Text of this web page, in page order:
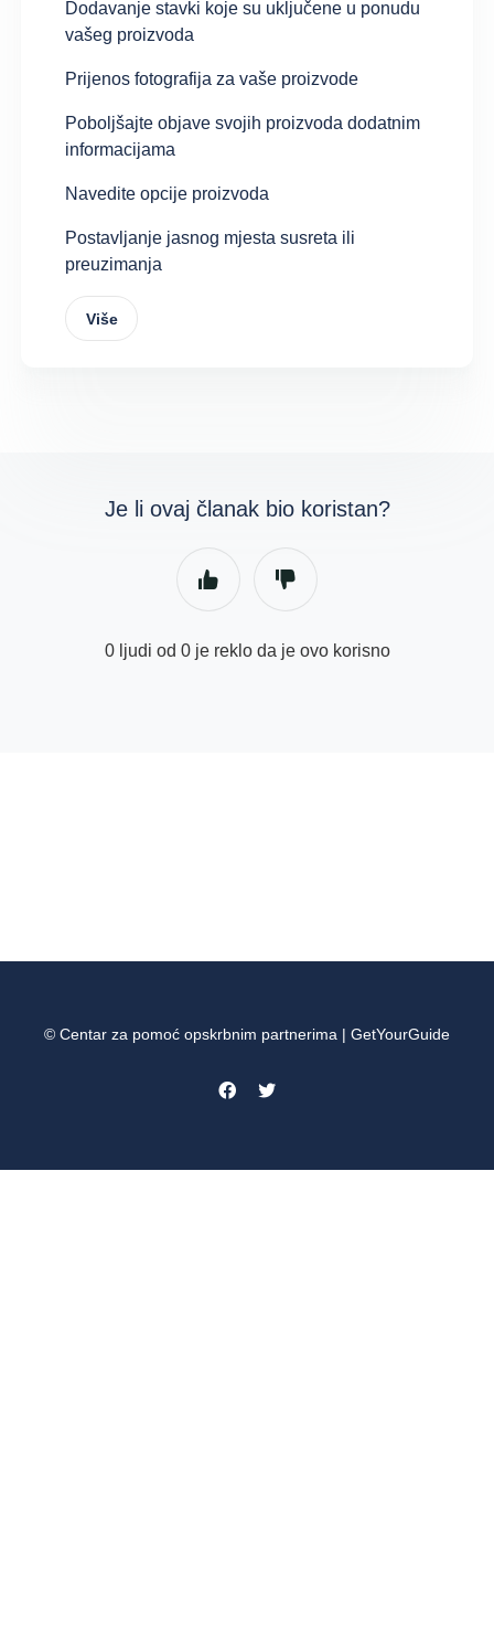
Dodavanje stavki koje su uključene u ponudu
vašeg proizvoda
Prijenos fotografija za vaše proizvode
Poboljšajte objave svojih proizvoda dodatnim
informacijama
Navedite opcije proizvoda
Postavljanje jasnog mjesta susreta ili
preuzimanja
Više
Je li ovaj članak bio koristan?
0 ljudi od 0 je reklo da je ovo korisno
© Centar za pomoć opskrbnim partnerima | GetYourGuide
Facebook
Twitter